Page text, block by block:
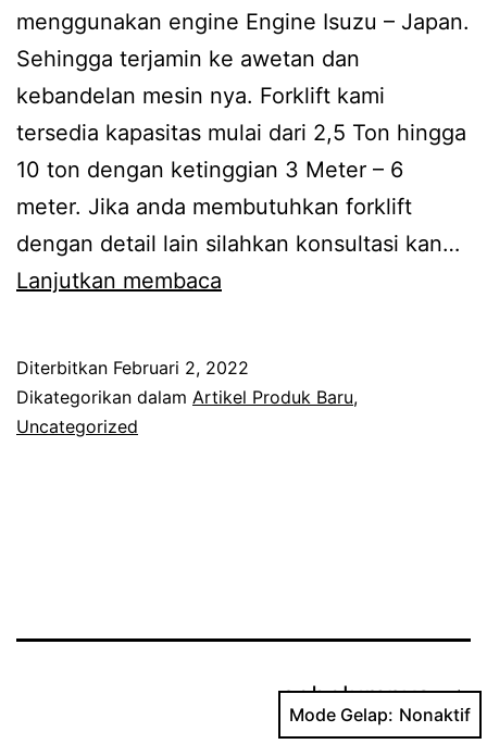
menggunakan engine Engine Isuzu – Japan.
Sehingga terjamin ke awetan dan
kebandelan mesin nya. Forklift kami
tersedia kapasitas mulai dari 2,5 Ton hingga
10 ton dengan ketinggian 3 Meter – 6
meter. Jika anda membutuhkan forklift
dengan detail lain silahkan konsultasi kan…
Lanjutkan membaca
Mesin
Diterbitkan Februari 2, 2022
Dikategorikan dalam Artikel Produk Baru,
Uncategorized
sebelumnya
Mode Gelap: